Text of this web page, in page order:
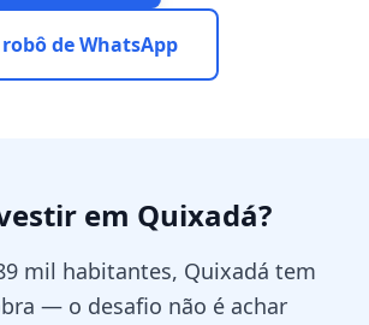
de WhatsApp
em Quixadá?
mil habitantes, Quixadá tem
— o desafio não é achar